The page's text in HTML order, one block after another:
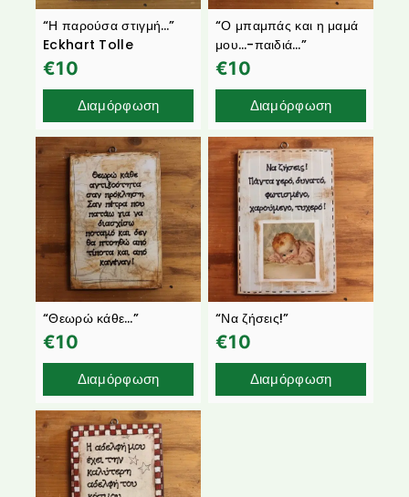
“Η παρούσα στιγμή…”
Eckhart Tolle
€10
Διαμόρφωση
“Ο μπαμπάς και η μαμά
μου…-παιδιά…”
€10
Διαμόρφωση
“Θεωρώ κάθε…”
€10
Διαμόρφωση
“Να ζήσεις!”
€10
Διαμόρφωση